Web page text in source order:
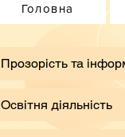
Головна
​Прозорість та
Освітня діяльність